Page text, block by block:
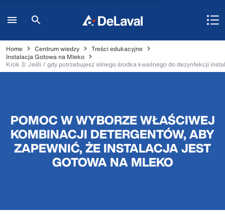
Home Centrum wiedzy
Treści edukacyjne
Instalacja Gotowa na Mleko
Krok 3: Jeśli / gdy potrzebujesz silnego środka kwaśnego do dezynfekcji
POMOC W WYBORZE WŁAŚCIWEJ
KOMBINACJI DETERGENTÓW, ABY
ZAPEWNIĆ, ŻE INSTALACJA JEST
GOTOWA NA MLEKO